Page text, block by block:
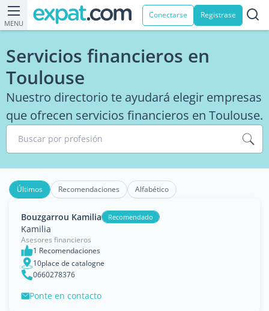
MENU
Conectarse Registrase
Servicios financieros en
Toulouse
Nuestro directorio te ayudará elegir empresas
que ofrecen servicios financieros en Toulouse.
Buscar por profesión
Últimos Recomendaciones Alfabético
Bouzgarrou Kamilia Recomendado
Kamilia
Asesores financieros
1 Recomendaciones
10place de catalogne
0660278376
Ponte en contacto